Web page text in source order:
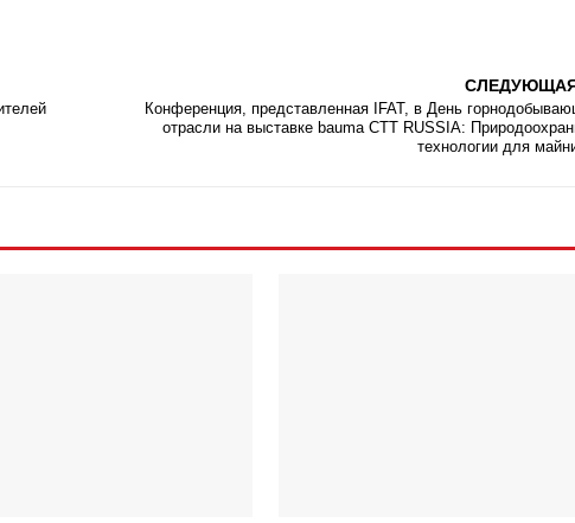
Конференция, представленная IFAT, в День
отрасли на выставке bauma CTT RUSSIA:
технологии для